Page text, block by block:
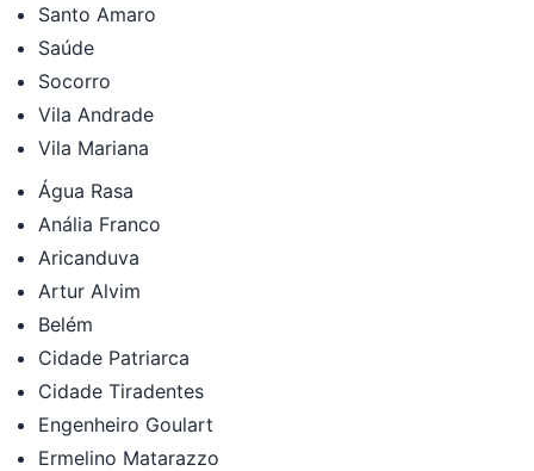
Santo Amaro
Saúde
Socorro
Vila Andrade
Vila Mariana
Água Rasa
Anália Franco
Aricanduva
Artur Alvim
Belém
Cidade Patriarca
Cidade Tiradentes
Engenheiro Goulart
Ermelino Matarazzo